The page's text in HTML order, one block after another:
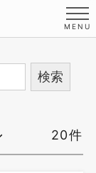
20件